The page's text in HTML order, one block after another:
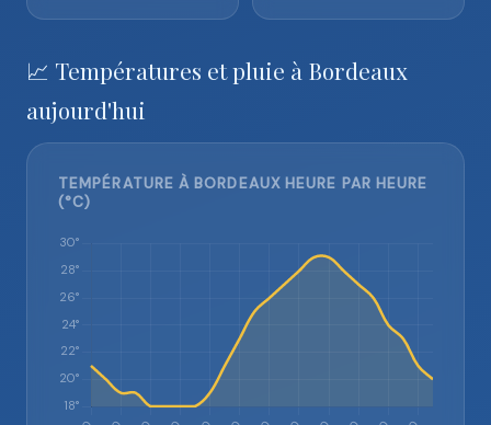
📈 Températures et pluie à Bordeaux
aujourd'hui
TEMPÉRATURE À BORDEAUX HEURE PAR HEURE
(°C)